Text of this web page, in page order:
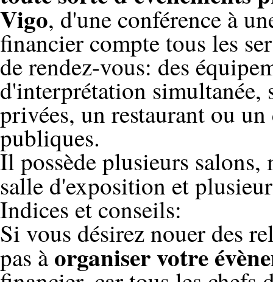
Vigo, d'une conférence à
financier compte tous les
de rendez-vous: des
d'interprétation simultanée,
privées, un restaurant ou
publiques.
Il possède plusieurs
salle d'exposition et
Indices et conseils:
Si vous désirez nouer des
pas àorganiser votre